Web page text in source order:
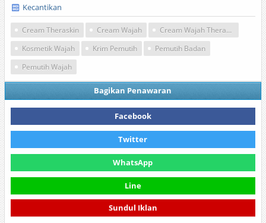
Kecantikan
Cream Theraskin Cream Wajah
Cream Wajah Theraskin
Kosmetik Wajah
Krim Pemutih
Pemutih Badan
Pemutih Wajah
Bagikan Penawaran
Facebook
Twitter
WhatsApp
Line
Sundul Iklan